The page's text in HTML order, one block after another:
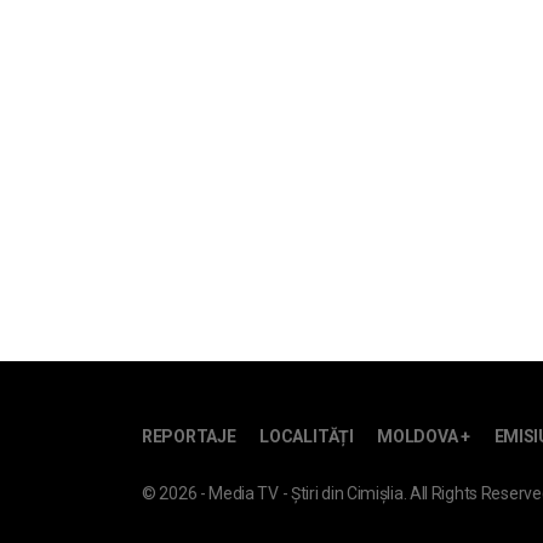
REPORTAJE LOCALITĂȚI MOLDOVA +
© 2026 - Media TV - Știri din Cimișlia. All Rights